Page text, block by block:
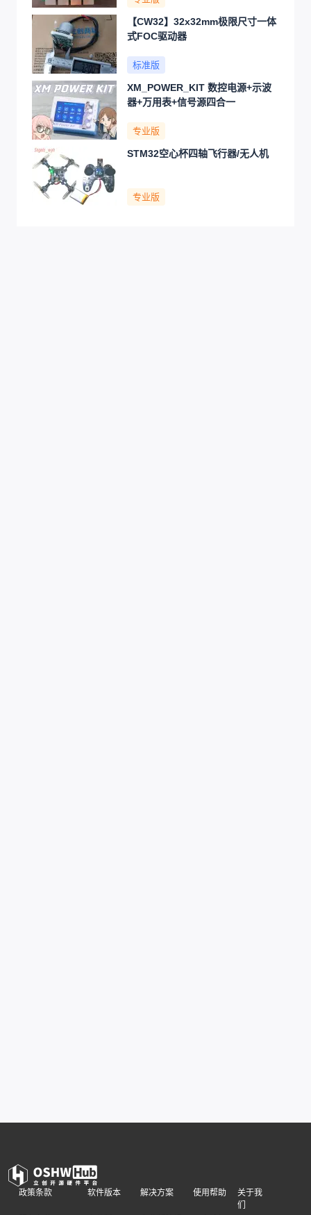
【CW32】32x32mm极限尺寸一体
式FOC驱动器
标准版
XM_POWER_KIT 数控电源+示波
器+万用表+信号源四合一
专业版
STM32空心杯四轴飞行器/无人机
专业版
政策条款 软件版本 解决方案 使用帮助
关于我
们